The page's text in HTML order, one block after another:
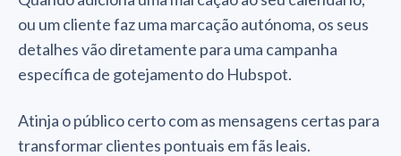
ou um cliente faz uma marcação autónoma, os seus
detalhes vão diretamente para uma campanha
específica de gotejamento do Hubspot.
Atinja o público certo com as mensagens certas para
transformar clientes pontuais em fãs leais.